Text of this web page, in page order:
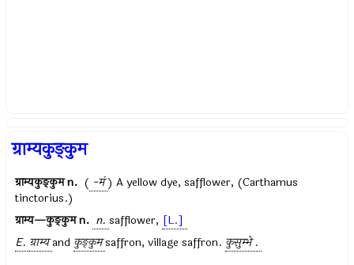
ग्राम्यकुङ्कुम
ग्राम्यकुङ्कुमn. ( -मं) A yellow dye, safflower, (Carthamus
tinctorius.)
ग्राम्य—कुङ्कुमn. n. safflower, [L.]
E. ग्राम्यand कुङ्कुमsaffron, village saffron. कुसुम्भे .